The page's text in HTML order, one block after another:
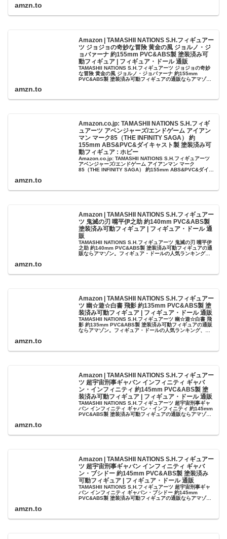
amzn.to
Amazon | TAMASHII NATIONS S.H.フィギュアー
ツ ジョジョの奇妙な冒険 黄金の風 ジョルノ・ジ
ョバァーナ 約155mm PVC&ABS製 塗装済み可
動フィギュア | フィギュア・ドール 通販
TAMASHII NATIONS S.H.フィギュアーツ ジョジョの奇妙
な冒険 黄金の風 ジョルノ・ジョバァーナ 約155mm
PVC&ABS製 塗装済み可動フィギュアの通販ならアマゾ
amzn.to
Amazon.co.jp: TAMASHII NATIONS S.H.フィギ
ュアーツ アベンジャーズ/エンドゲーム アイアン
マン マーク85（THE INFINITY SAGA） 約
155mm ABS&PVC&ダイキャスト製 塗装済み可
動フィギュア : ホビー
Amazon.co.jp: TAMASHII NATIONS S.H.フィギュアーツ
アベンジャーズ/エンドゲーム アイアンマン マーク
85（THE INFINITY SAGA） 約155mm ABS&PVC&ダイキ
amzn.to
Amazon | TAMASHII NATIONS S.H.フィギュアー
ツ 鬼滅の刃 嘴平伊之助 約140mm PVC&ABS製
塗装済み可動フィギュア | フィギュア・ドール 通
販
TAMASHII NATIONS S.H.フィギュアーツ 鬼滅の刃 嘴平伊
之助 約140mm PVC&ABS製 塗装済み可動フィギュアの通
販ならアマゾン。フィギュア・ドールの人気ランキング、
amzn.to
Amazon | TAMASHII NATIONS S.H.フィギュアー
ツ 幽☆遊☆白書 飛影 約135mm PVC&ABS製 塗
装済み可動フィギュア | フィギュア・ドール 通販
TAMASHII NATIONS S.H.フィギュアーツ 幽☆遊☆白書 飛
影 約135mm PVC&ABS製 塗装済み可動フィギュアの通販
ならアマゾン。フィギュア・ドールの人気ランキング、レ
amzn.to
Amazon | TAMASHII NATIONS S.H.フィギュアー
ツ 超宇宙刑事ギャバン インフィニティ ギャバ
ン・インフィニティ 約145mm PVC&ABS製 塗
装済み可動フィギュア | フィギュア・ドール 通販
TAMASHII NATIONS S.H.フィギュアーツ 超宇宙刑事ギャ
バン インフィニティ ギャバン・インフィニティ 約145mm
PVC&ABS製 塗装済み可動フィギュアの通販ならアマゾ
amzn.to
Amazon | TAMASHII NATIONS S.H.フィギュアー
ツ 超宇宙刑事ギャバン インフィニティ ギャバ
ン・ブシドー 約145mm PVC&ABS製 塗装済み
可動フィギュア | フィギュア・ドール 通販
TAMASHII NATIONS S.H.フィギュアーツ 超宇宙刑事ギャ
バン インフィニティ ギャバン・ブシドー 約145mm
PVC&ABS製 塗装済み可動フィギュアの通販ならアマゾ
amzn.to